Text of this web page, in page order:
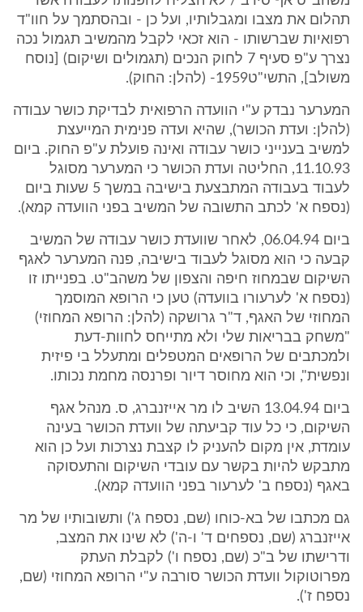
תהלום את מצבו ומגבלותיו, ועל כן - ובהסתמך על חוו"ד
רפואיות שברשותו - הוא זכאי לקבל מהמשיב תגמול נכה
נצרך ע"פ סעיף 7 לחוק הנכים (תגמולים ושיקום) [נוסח
משולב], התשי"ט1959- (להלן: החוק).
המערער נבדק ע"י הוועדה הרפואית לבדיקת כושר עבודה
(להלן: ועדת הכושר), שהיא ועדה פנימית המייעצת
למשיב בענייני כושר עבודה ואינה פועלת ע"פ החוק. ביום
11.10.93, החליטה ועדת הכושר כי המערער מסוגל
לעבוד בעבודה המתבצעת בישיבה במשך 5 שעות ביום
(נספח א' לכתב התשובה של המשיב בפני הוועדה קמא).
ביום 06.04.94, לאחר שוועדת כושר עבודה של המשיב
קבעה כי הוא מסוגל לעבוד בישיבה, פנה המערער לאגף
השיקום שבמחוז חיפה והצפון של משהב"ט. בפנייתו זו
(נספח א' לערעורו בוועדה) טען כי הרופא המוסמך
המחוזי של האגף, ד"ר גרושקה (להלן: הרופא המחוזי)
"משחק בבריאות שלי ולא מתייחס לחוות-דעת
ולמכתבים של הרופאים המטפלים ומתעלל בי פיזית
ונפשית", וכי הוא מחוסר דיור ופרנסה מחמת נכותו.
ביום 13.04.94 השיב לו מר אייזנברג, ס. מנהל אגף
השיקום, כי כל עוד קביעתה של וועדת הכושר בעינה
עומדת, אין מקום להעניק לו קצבת נצרכות ועל כן הוא
מתבקש להיות בקשר עם עובדי השיקום והתעסוקה
באגף (נספח ב' לערעור בפני הוועדה קמא).
גם מכתבו של בא-כוחו (שם, נספח ג') ותשובותיו של מר
אייזנברג (שם, נספחים ד' ו-ה') לא שינו את המצב,
ודרישתו של ב"כ (שם, נספח ו') לקבלת העתק
מפרוטוקול וועדת הכושר סורבה ע"י הרופא המחוזי (שם,
נספח ז').